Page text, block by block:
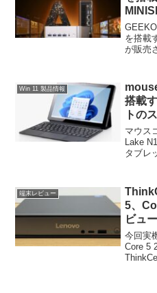
比較
を搭載
が販売
を搭
製の
Win 11 製品情報
搭載
トの
キー
で約6
マウス
Lake
タブレ
はオン
イン
セット
端末レビュー
5、
ビュ
体、
今回実
Core 5